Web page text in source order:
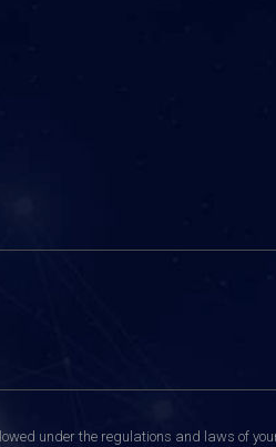
under the regulations and laws of